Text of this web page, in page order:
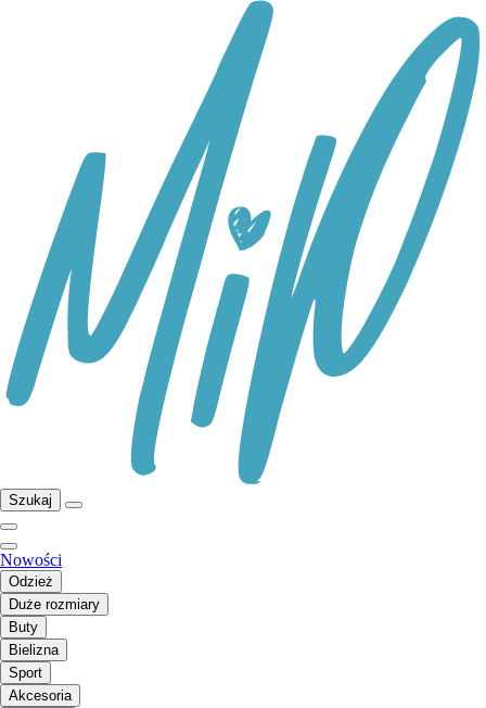
Szukaj
Nowości
Odzież
Duże rozmiary
Buty
Bielizna
Sport
Akcesoria